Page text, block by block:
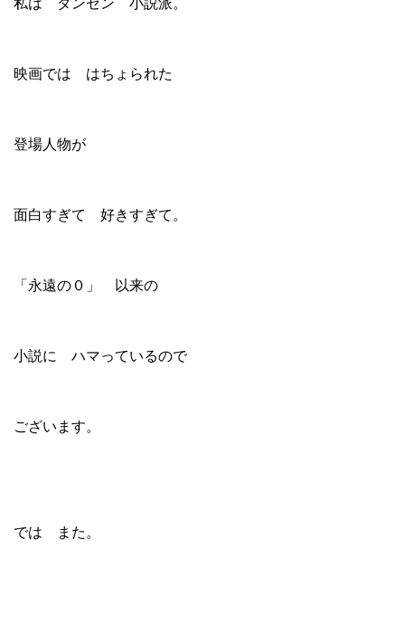
私は ダンゼン 小説派。
映画では はちょられた
登場人物が
面白すぎて 好きすぎて。
「永遠の０」 以来の
小説に ハマっているので
ございます。
では また。